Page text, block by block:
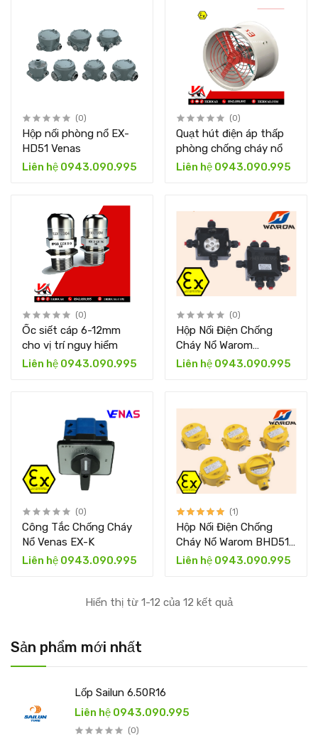
Sản phẩm mới nhất
Lốp Sailun 6.50R16
Liên hệ 0943.090.995
(0)
(0)
Hộp nối phòng nổ EX-
HD51 Venas
Liên hệ 0943.090.995
(0)
Quạt hút điện áp thấp
phòng chống cháy nổ
Liên hệ 0943.090.995
(0)
Ốc siết cáp 6-12mm
cho vị trí nguy hiểm
Liên hệ 0943.090.995
(0)
Hộp Nối Điện Chống
Cháy Nổ Warom
BXJ8050-20/6
Liên hệ 0943.090.995
(0)
Công Tắc Chống Cháy
Nổ Venas EX-K
Liên hệ 0943.090.995
(1)
Hộp Nối Điện Chống
Cháy Nổ Warom BHD51
Serise
Liên hệ 0943.090.995
Hiển thị từ 1-12 của 12 kết quả